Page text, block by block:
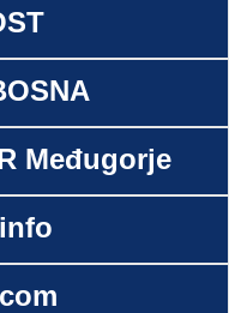
Međugorje